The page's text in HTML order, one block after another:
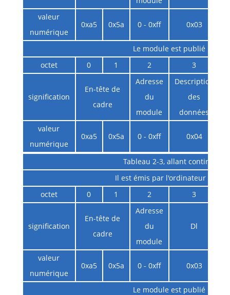
valeur
numérique
0xa5 0x5a 0 - 0xff 0x03
Le module est publié
octet
0 1 2 3
signification
En-tête de
cadre
Adresse
du
module
Description
des
données
valeur
numérique
0xa5 0x5a 0 - 0xff 0x04
Tableau 2-3, allant continu
Il est émis par l'ordinateur hôte
octet
0 1 2 3
signification
En-tête de
cadre
Adresse
du
module
Dl
valeur
numérique
0xa5 0x5a 0 - 0xff 0x03
Le module est publié